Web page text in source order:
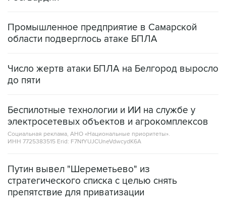
Промышленное предприятие в Самарской
области подверглось атаке БПЛА
Число жертв атаки БПЛА на Белгород выросло
до пяти
Беспилотные технологии и ИИ на службе у
электросетевых объектов и агрокомплексов
Социальная реклама, АНО «Национальные приоритеты».
ИНН 7725383515 Erid: F7NfYUJCUneVdwcydK6A
Путин вывел "Шереметьево" из
стратегического списка с целью снять
препятствие для приватизации